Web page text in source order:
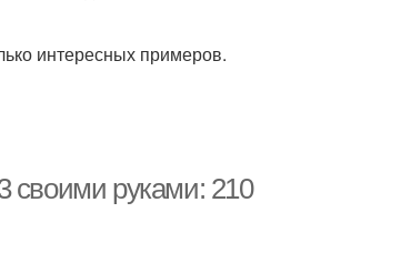
интересных примеров.
своими руками: 210